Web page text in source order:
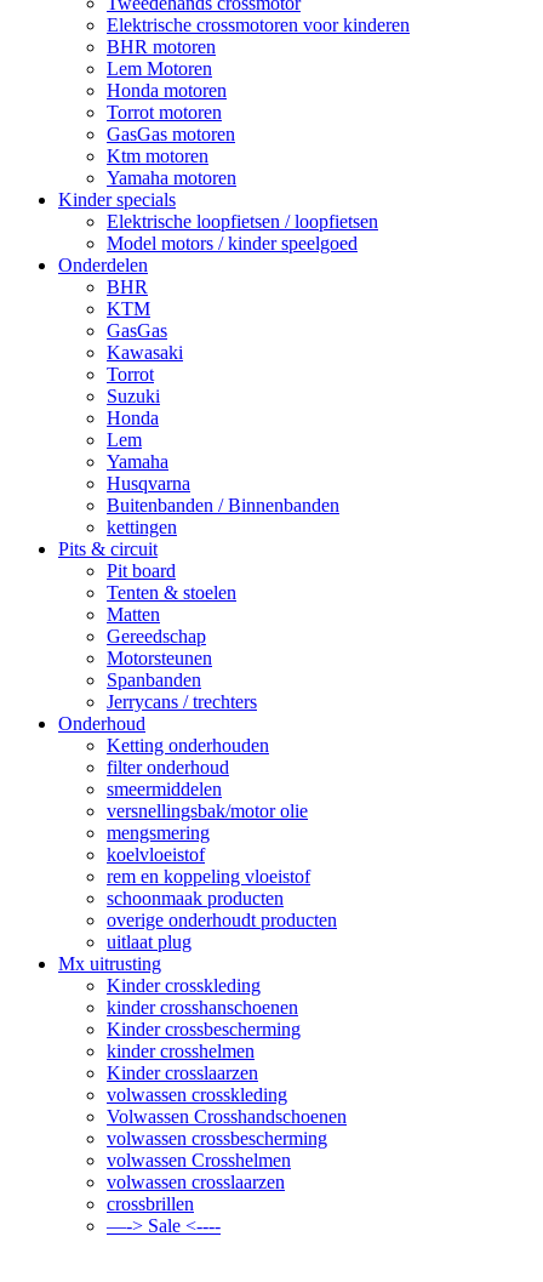
Elektrische crossmotoren voor kinderen
BHR motoren
Lem Motoren
Honda motoren
Torrot motoren
GasGas motoren
Ktm motoren
Yamaha motoren
Kinder specials
Elektrische loopfietsen / loopfietsen
Model motors / kinder speelgoed
Onderdelen
BHR
KTM
GasGas
Kawasaki
Torrot
Suzuki
Honda
Lem
Yamaha
Husqvarna
Buitenbanden / Binnenbanden
kettingen
Pits & circuit
Pit board
Tenten & stoelen
Matten
Gereedschap
Motorsteunen
Spanbanden
Jerrycans / trechters
Onderhoud
Ketting onderhouden
filter onderhoud
smeermiddelen
versnellingsbak/motor olie
mengsmering
koelvloeistof
rem en koppeling vloeistof
schoonmaak producten
overige onderhoudt producten
uitlaat plug
Mx uitrusting
Kinder crosskleding
kinder crosshanschoenen
Kinder crossbescherming
kinder crosshelmen
Kinder crosslaarzen
volwassen crosskleding
Volwassen Crosshandschoenen
volwassen crossbescherming
volwassen Crosshelmen
volwassen crosslaarzen
crossbrillen
—-> Sale <----